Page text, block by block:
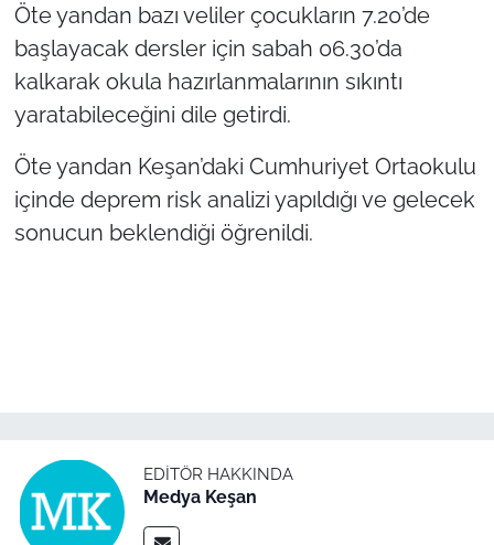
Öte yandan bazı veliler çocukların 7.20’de
başlayacak dersler için sabah 06.30’da
kalkarak okula hazırlanmalarının sıkıntı
yaratabileceğini dile getirdi.
Öte yandan Keşan’daki Cumhuriyet Ortaokulu
içinde deprem risk analizi yapıldığı ve gelecek
sonucun beklendiği öğrenildi.
EDITÖR HAKKINDA
Medya Keşan